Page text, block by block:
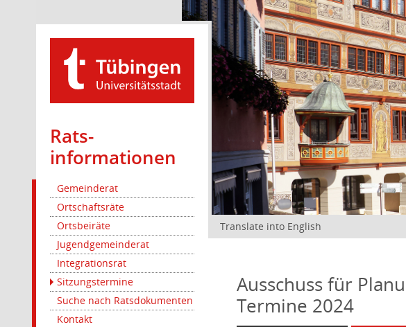
Rats­
informationen
Gemeinderat
Ortschaftsräte
Ortsbeiräte
Jugendgemeinderat
Integrationsrat
Sitzungstermine
Suche nach Ratsdokumenten
Kontakt
Translate into English
Ausschuss für
Termine 2024